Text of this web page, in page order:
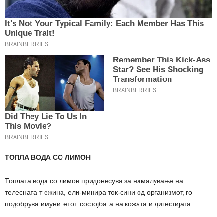
ТОПЛА ВОДА СО ЛИМОН
Топлата вода со лимон придонесува за намалување на
телесната т ежина, ели-минира ток-сини од организмот, го
подобрува имунитетот, состојбата на кожата и дигестијата.